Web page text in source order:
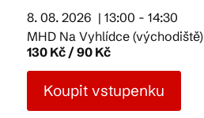
Články
Suvenýry
8. 08. 2026 | 13:00 - 14:30
MHD Na Vyhlídce (východiště)
130 Kč / 90 Kč
Koupit vstupenku